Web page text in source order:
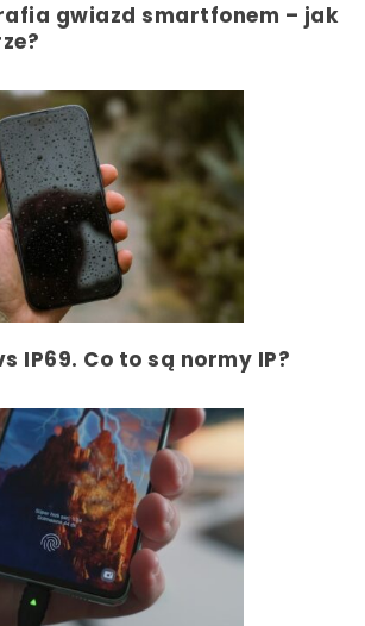
gwiazd smartfonem – jak
IP69. Co to są normy IP?